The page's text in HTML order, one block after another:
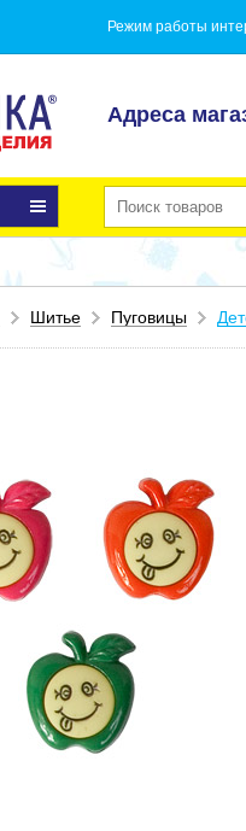
Режим работы
Адреса
Шитье Пуговицы